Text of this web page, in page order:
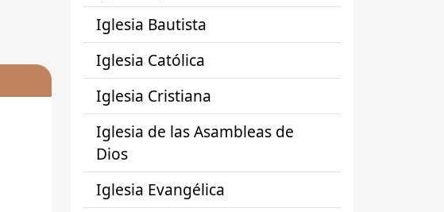
Iglesia Bautista
Iglesia Católica
Iglesia Cristiana
Iglesia de las Asambleas de
Dios
Iglesia Evangélica